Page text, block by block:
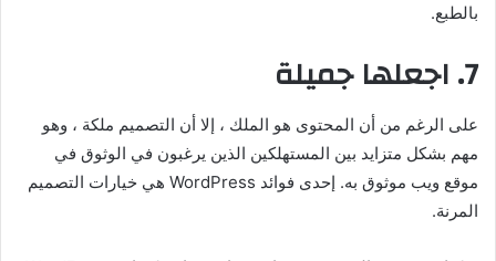
بالطبع.
7. اجعلها جميلة
على الرغم من أن المحتوى هو الملك ، إلا أن التصميم ملكة ، وهو
مهم بشكل متزايد بين المستهلكين الذين يرغبون في الوثوق في
موقع ويب موثوق به. إحدى فوائد WordPress هي خيارات التصميم
المرنة.